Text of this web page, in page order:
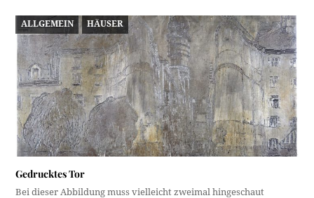
ALLGEMEIN HÄUSER
Gedrucktes Tor
Bei dieser Abbildung muss vielleicht zweimal hingeschaut